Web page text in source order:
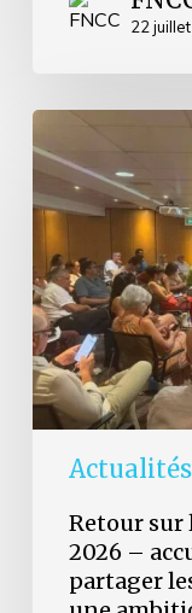
22
Actualités
Retour
sur
les
Journées
d’Avignon
2026
accueillir
les
nouveaux
élu.es,
partager
les
expériences
porter
ambition
commune
Retour sur
2026 –
partager